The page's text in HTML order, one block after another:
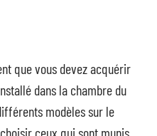
que vous devez acquérir
dans la chambre du
modèles sur le
ceux qui sont munis